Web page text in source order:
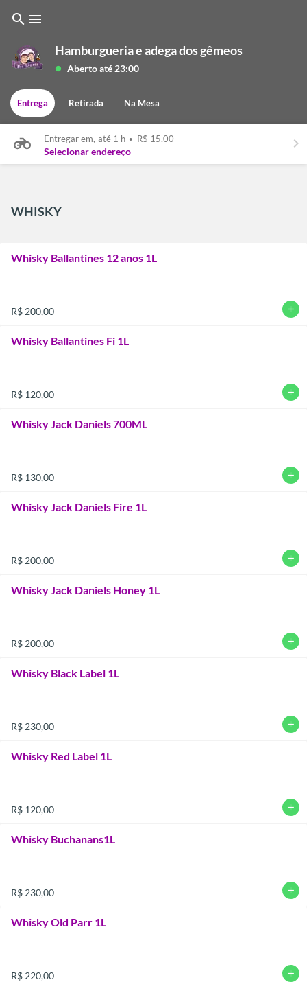
search menu
Hamburgueria e adega dos gêmeos
lens Aberto até 23:00
Entrega Retirada Na Mesa
Entregar em, até 1 h • R$ 15,00
Selecionar endereço keyboard_arrow_right
WHISKY
Whisky Ballantines 12 anos 1L
R$ 200,00 add
Whisky Ballantines Fi 1L
R$ 120,00 add
Whisky Jack Daniels 700ML
R$ 130,00 add
Whisky Jack Daniels Fire 1L
R$ 200,00 add
Whisky Jack Daniels Honey 1L
R$ 200,00 add
Whisky Black Label 1L
R$ 230,00 add
Whisky Red Label 1L
R$ 120,00 add
Whisky Buchanans1L
R$ 230,00 add
Whisky Old Parr 1L
R$ 220,00 add